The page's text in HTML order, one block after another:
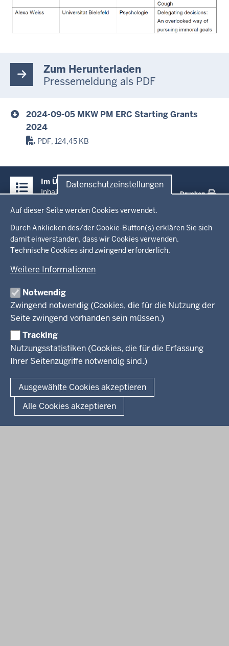
Datenschutzeinstellungen
Auf dieser Seite werden Cookies verwendet.
Durch Anklicken des/der Cookie-Button(s) erklären Sie sich
damit einverstanden, dass wir Cookies verwenden.
Technische Cookies sind zwingend erforderlich.
Weitere Informationen
Notwendig
Zwingend notwendig (Cookies, die für die Nutzung der
Seite zwingend vorhanden sein müssen.)
Tracking
Nutzungsstatistiken (Cookies, die für die Erfassung
Ihrer Seitenzugriffe notwendig sind.)
Ausgewählte Cookies akzeptieren
Alle Cookies akzeptieren
Zum Herunterladen
Pressemeldung als PDF
2024-09-05 MKW PM ERC Starting Grants
2024
PDF, 124,45 KB
Inhalte
Im Überblick
Inhalt
Drucken
Menü
in
der
Fußzeile
Startseite
Ministerium
Leitung des Hauses
Organisation
Arbeitgeber Ministerium
Rechtsgrundlagen
Kultur
Wissenschaft, Forschung, Lehre und Studium
Weiterbildung
Presse
Service
Kontakt
Fußzeile
Datenschutz Erklärung zur Barrierefreiheit